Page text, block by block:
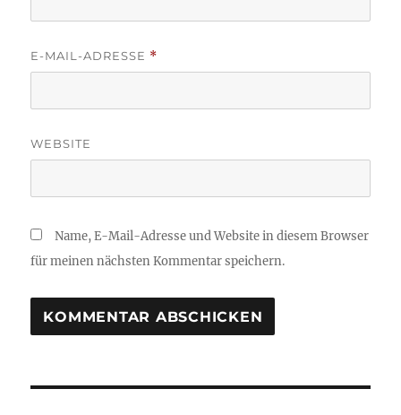
E-MAIL-ADRESSE *
WEBSITE
Name, E-Mail-Adresse und Website in diesem Browser
für meinen nächsten Kommentar speichern.